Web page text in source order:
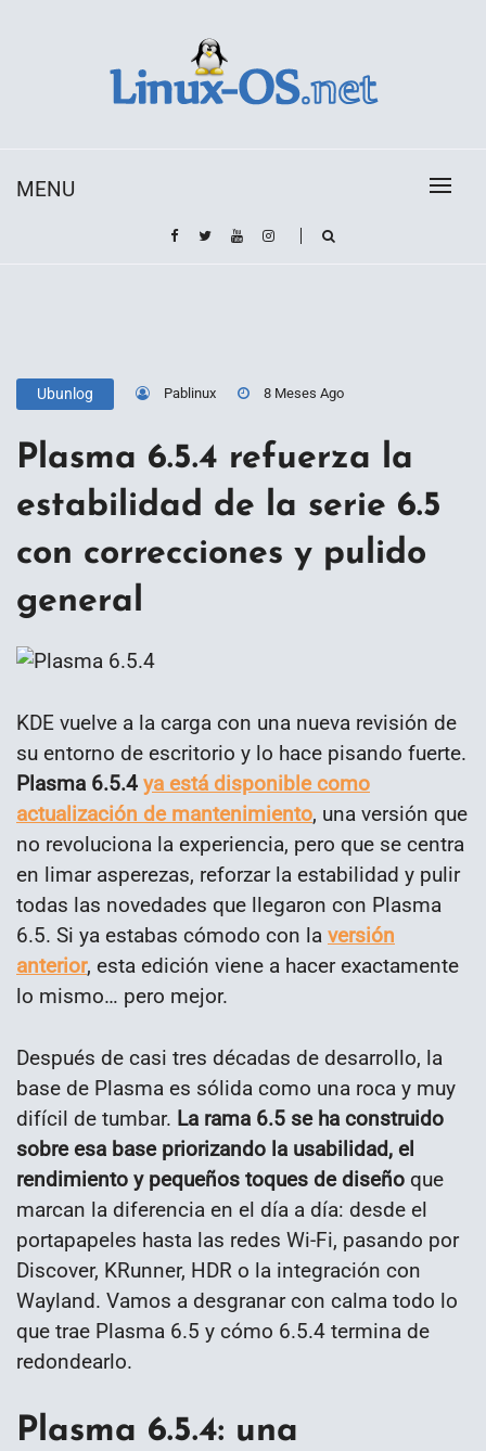
MENU
Ubunlog Pablinux 8 Meses Ago
Plasma 6.5.4 refuerza la
estabilidad de la serie 6.5
con correcciones y pulido
general
KDE vuelve a la carga con una nueva revisión de
su entorno de escritorio y lo hace pisando fuerte.
Plasma 6.5.4 ya está disponible como
actualización de mantenimiento, una versión que
no revoluciona la experiencia, pero que se centra
en limar asperezas, reforzar la estabilidad y pulir
todas las novedades que llegaron con Plasma
6.5. Si ya estabas cómodo con la versión
anterior, esta edición viene a hacer exactamente
lo mismo… pero mejor.
Después de casi tres décadas de desarrollo, la
base de Plasma es sólida como una roca y muy
difícil de tumbar. La rama 6.5 se ha construido
sobre esa base priorizando la usabilidad, el
rendimiento y pequeños toques de diseño que
marcan la diferencia en el día a día: desde el
portapapeles hasta las redes Wi-Fi, pasando por
Discover, KRunner, HDR o la integración con
Wayland. Vamos a desgranar con calma todo lo
que trae Plasma 6.5 y cómo 6.5.4 termina de
redondearlo.
Plasma 6.5.4: una